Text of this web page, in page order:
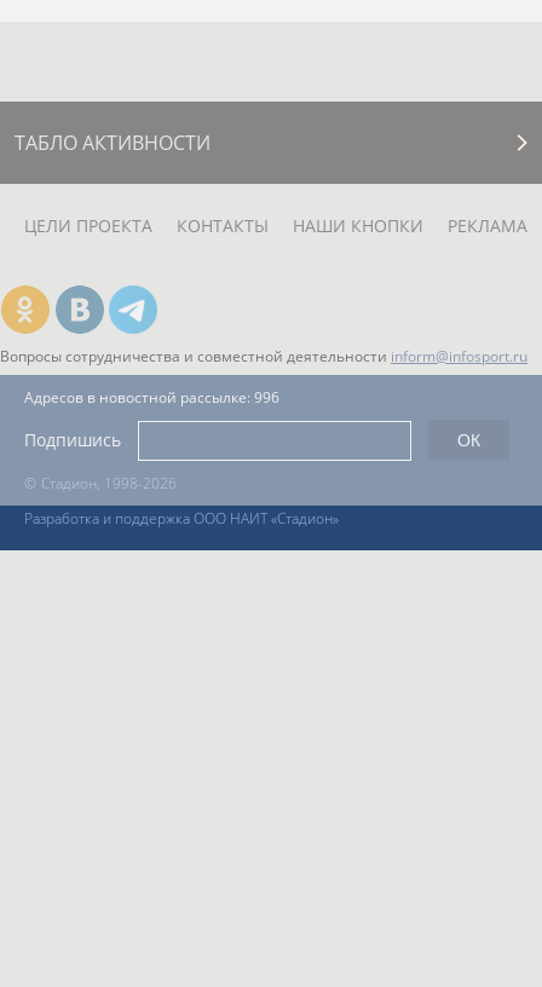
ТАБЛО АКТИВНОСТИ
ЦЕЛИ ПРОЕКТА КОНТАКТЫ НАШИ КНОПКИ РЕКЛАМА
Вопросы сотрудничества и совместной деятельности inform@infosport.ru
© Стадион, 1998-2026
Разработка и поддержка ООО НАИТ «Стадион»
Адресов в новостной рассылке: 996
Подпишись